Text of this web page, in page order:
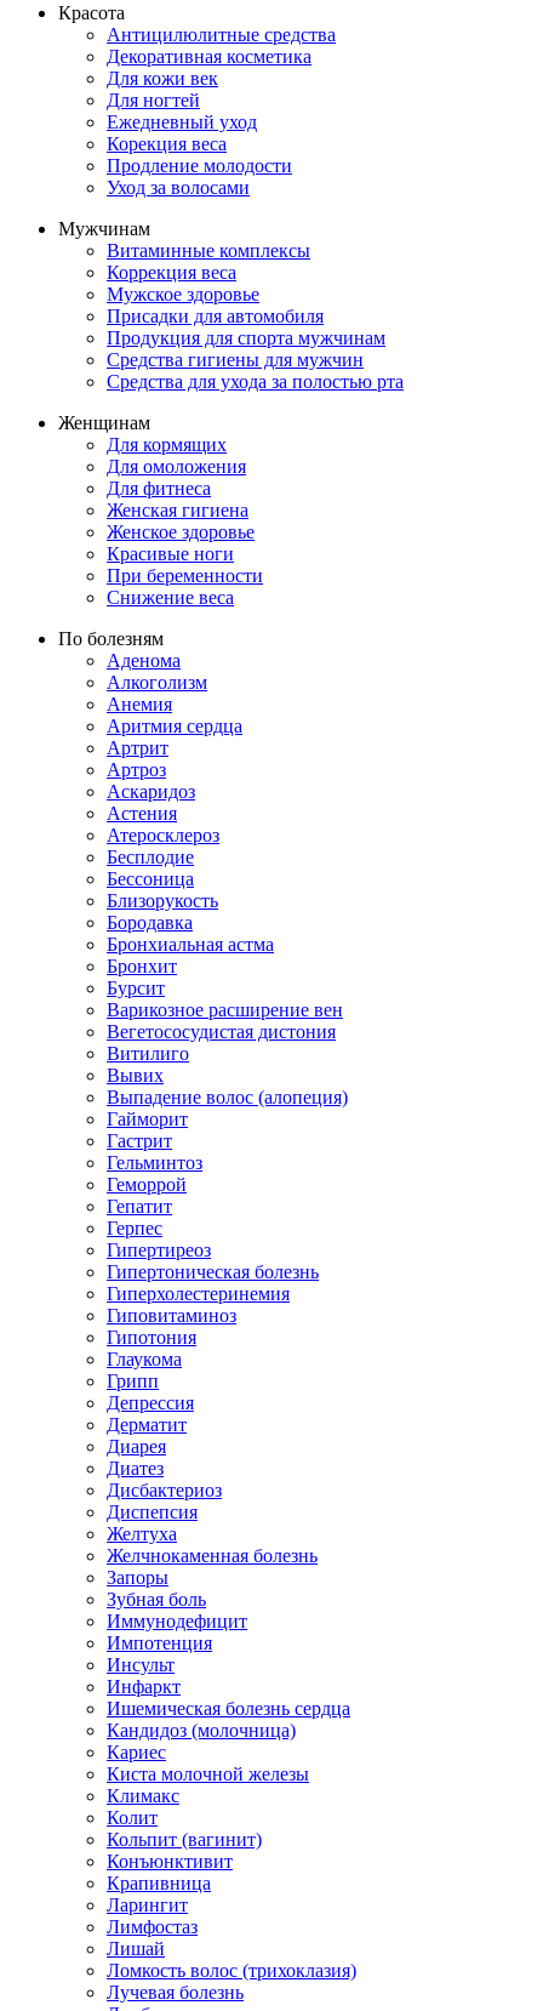
Красота
Антицилюлитные средства
Декоративная косметика
Для кожи век
Для ногтей
Ежедневный уход
Корекция веса
Продление молодости
Уход за волосами
Мужчинам
Витаминные комплексы
Коррекция веса
Мужское здоровье
Присадки для автомобиля
Продукция для спорта мужчинам
Средства гигиены для мужчин
Средства для ухода за полостью рта
Женщинам
Для кормящих
Для омоложения
Для фитнеса
Женская гигиена
Женское здоровье
Красивые ноги
При беременности
Снижение веса
По болезням
Аденома
Алкоголизм
Анемия
Аритмия сердца
Артрит
Артроз
Аскаридоз
Астения
Атеросклероз
Бесплодие
Бессоница
Близорукость
Бородавка
Бронхиальная астма
Бронхит
Бурсит
Варикозное расширение вен
Вегетососудистая дистония
Витилиго
Вывих
Выпадение волос (алопеция)
Гайморит
Гастрит
Гельминтоз
Геморрой
Гепатит
Герпес
Гипертиреоз
Гипертоническая болезнь
Гиперхолестеринемия
Гиповитаминоз
Гипотония
Глаукома
Грипп
Депрессия
Дерматит
Диарея
Диатез
Дисбактериоз
Диспепсия
Желтуха
Желчнокаменная болезнь
Запоры
Зубная боль
Иммунодефицит
Импотенция
Инсульт
Инфаркт
Ишемическая болезнь сердца
Кандидоз (молочница)
Кариес
Киста молочной железы
Климакс
Колит
Кольпит (вагинит)
Конъюнктивит
Крапивница
Ларингит
Лимфостаз
Лишай
Ломкость волос (трихоклазия)
Лучевая болезнь